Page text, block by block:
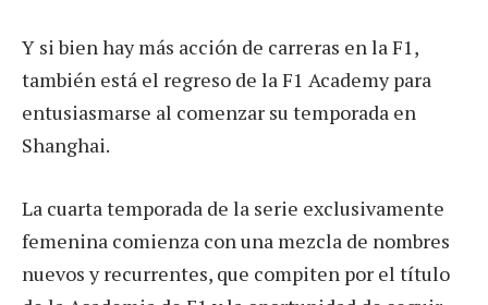
Y si bien hay más acción de carreras en la F1,
también está el regreso de la F1 Academy para
entusiasmarse al comenzar su temporada en
Shanghai.
La cuarta temporada de la serie exclusivamente
femenina comienza con una mezcla de nombres
nuevos y recurrentes, que compiten por el título